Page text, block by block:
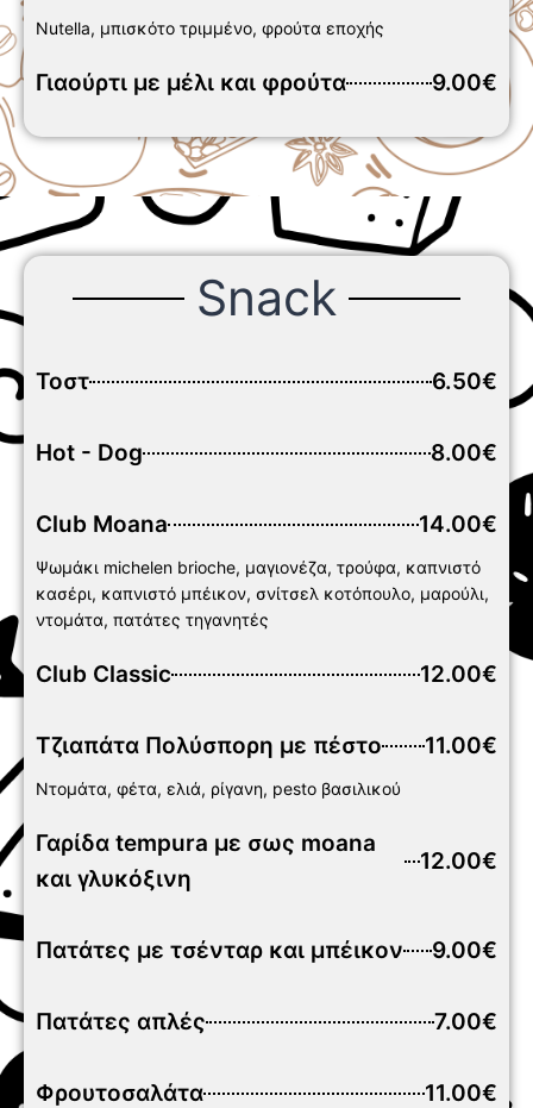
Nutella, μπισκότο τριμμένο, φρούτα εποχής
Γιαούρτι με μέλι και φρούτα 9.00€
Snack
Τοστ 6.50€
Hot - Dog 8.00€
Club Moana 14.00€
Ψωμάκι michelen brioche, μαγιονέζα, τρούφα, καπνιστό
κασέρι, καπνιστό μπέικον, σνίτσελ κοτόπουλο, μαρούλι,
ντομάτα, πατάτες τηγανητές
Club Classic 12.00€
Τζιαπάτα Πολύσπορη με πέστο 11.00€
Ντομάτα, φέτα, ελιά, ρίγανη, pesto βασιλικού
Γαρίδα tempura με σως moana
και γλυκόξινη
12.00€
Πατάτες με τσένταρ και μπέικον 9.00€
Πατάτες απλές 7.00€
Φρουτοσαλάτα 11.00€